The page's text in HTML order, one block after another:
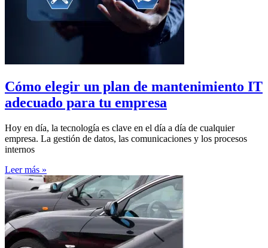
Cómo elegir un plan de mantenimiento IT
adecuado para tu empresa
Hoy en día, la tecnología es clave en el día a día de cualquier
empresa. La gestión de datos, las comunicaciones y los procesos
internos
Leer más »